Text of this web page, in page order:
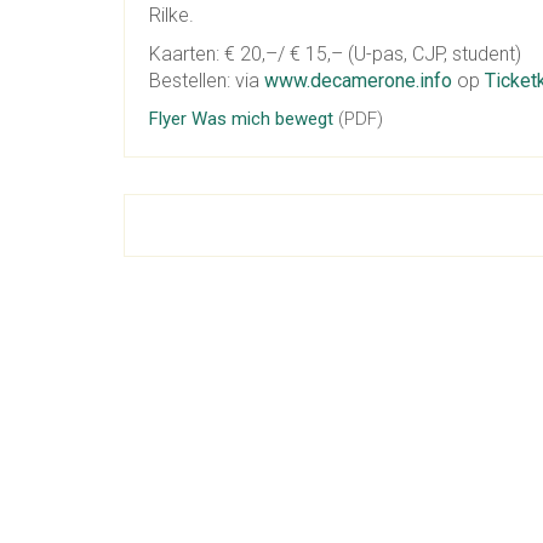
Rilke.
Kaarten: € 20,–/ € 15,– (U-pas, CJP, student)
Bestellen: via www.decamerone.info op
Flyer Was mich bewegt (PDF)